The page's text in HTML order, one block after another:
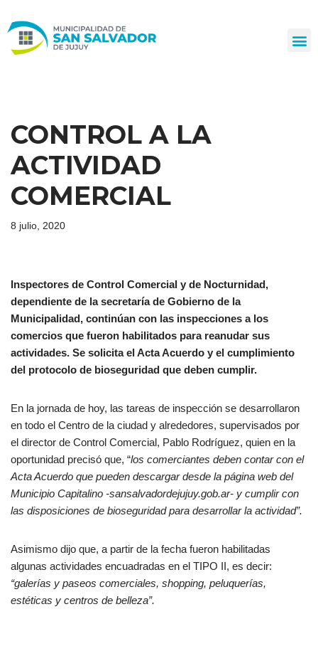
al
CONTROL A LA
ACTIVIDAD
COMERCIAL
8 julio, 2020
Inspectores de Control Comercial y de Nocturnidad,
dependiente de la secretaría de Gobierno de la
Municipalidad, continúan con las inspecciones a los
comercios que fueron habilitados para reanudar sus
actividades. Se solicita el Acta Acuerdo y el cumplimiento
del protocolo de bioseguridad que deben cumplir.
En la jornada de hoy, las tareas de inspección se desarrollaron
en todo el Centro de la ciudad y alrededores, supervisados por
el director de Control Comercial, Pablo Rodríguez, quien en la
oportunidad precisó que, “los comerciantes deben contar con el
Acta Acuerdo que pueden descargar desde la página web del
Municipio Capitalino -sansalvadordejujuy.gob.ar- y cumplir con
las disposiciones de bioseguridad para desarrollar la actividad”.
Asimismo dijo que, a partir de la fecha fueron habilitadas
algunas actividades encuadradas en el TIPO II, es decir:
“galerías y paseos comerciales, shopping, peluquerías,
estéticas y centros de belleza”.